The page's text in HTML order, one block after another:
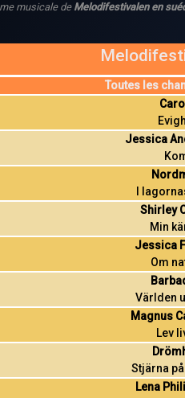
musicale de Melodifestivalen en
Toutes les
Jessica
I
Shirley
Min
Jessica
Om
Världen
Magnus
Lev
Stjärna
Lena